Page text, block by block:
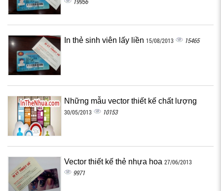
In thẻ sinh viên lấy liền 15/08/2013 15465
Những mẫu vector thiết kế chất lượng
30/05/2013 10153
Vector thiết kế thẻ nhựa hoa 27/06/2013
9971